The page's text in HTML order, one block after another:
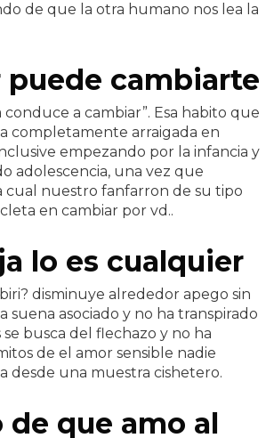
de que la otra humano nos lea la
puede cambiarte
conduce a cambiar”. Esa habito que
completamente arraigada en
empezando por la infancia y
adolescencia, una vez que
cual nuestro fanfarron de su tipo
en cambiar por vd..
lo es cualquier
disminuye alrededor apego sin
suena asociado y no ha transpirado
se busca del flechazo y no ha
de el amor sensible nadie
desde una muestra cishetero.
de que amo al